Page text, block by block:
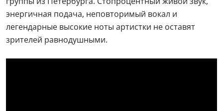
энергичная подача, неповторимый вокал и
легендарные высокие ноты артистки не оставят
зрителей равнодушными.